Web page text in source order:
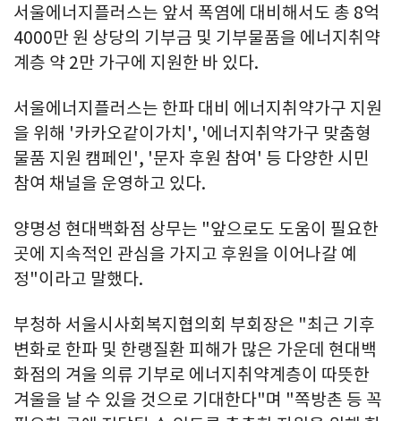
서울에너지플러스는 앞서 폭염에 대비해서도 총 8억
4000만 원 상당의 기부금 및 기부물품을 에너지취약
계층 약 2만 가구에 지원한 바 있다.
서울에너지플러스는 한파 대비 에너지취약가구 지원
을 위해 '카카오같이가치', '에너지취약가구 맞춤형
물품 지원 캠페인', '문자 후원 참여' 등 다양한 시민
참여 채널을 운영하고 있다.
양명성 현대백화점 상무는 "앞으로도 도움이 필요한
곳에 지속적인 관심을 가지고 후원을 이어나갈 예
정"이라고 말했다.
부청하 서울시사회복지협의회 부회장은 "최근 기후
변화로 한파 및 한랭질환 피해가 많은 가운데 현대백
화점의 겨울 의류 기부로 에너지취약계층이 따뜻한
겨울을 날 수 있을 것으로 기대한다"며 "쪽방촌 등 꼭